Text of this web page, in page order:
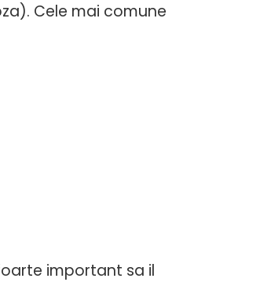
Cele mai comune
important sa il